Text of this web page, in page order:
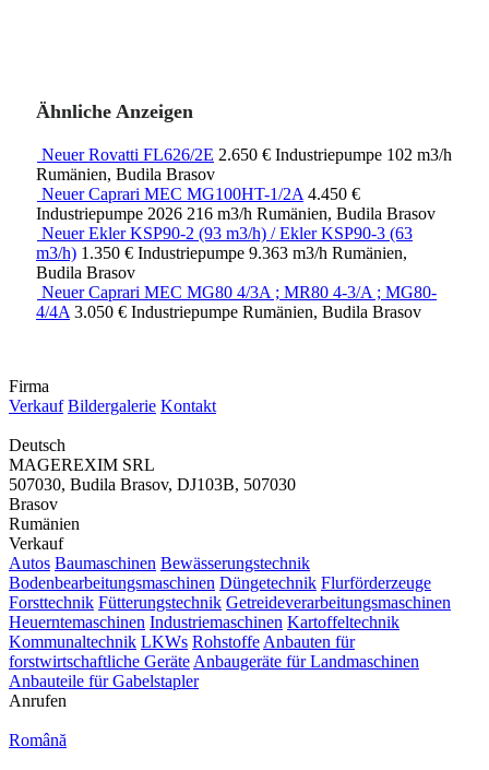
Ähnliche Anzeigen
Neuer Rovatti FL626/2E 2.650 € Industriepumpe 102 m3/h
Rumänien, Budila Brasov
Neuer Caprari MEC MG100HT-1/2A 4.450 €
Industriepumpe 2026 216 m3/h Rumänien, Budila Brasov
Neuer Ekler KSP90-2 (93 m3/h) / Ekler KSP90-3 (63
m3/h) 1.350 € Industriepumpe 9.363 m3/h Rumänien,
Budila Brasov
Neuer Caprari MEC MG80 4/3A ; MR80 4-3/A ; MG80-
4/4A 3.050 € Industriepumpe Rumänien, Budila Brasov
Firma
Verkauf Bildergalerie Kontakt
Deutsch
MAGEREXIM SRL
507030, Budila Brasov, DJ103B, 507030
Brasov
Rumänien
Verkauf
Autos Baumaschinen Bewässerungstechnik
Bodenbearbeitungsmaschinen Düngetechnik Flurförderzeuge
Forsttechnik Fütterungstechnik Getreideverarbeitungsmaschinen
Heuerntemaschinen Industriemaschinen Kartoffeltechnik
Kommunaltechnik LKWs Rohstoffe Anbauten für
forstwirtschaftliche Geräte Anbaugeräte für Landmaschinen
Anbauteile für Gabelstapler
Anrufen
Română